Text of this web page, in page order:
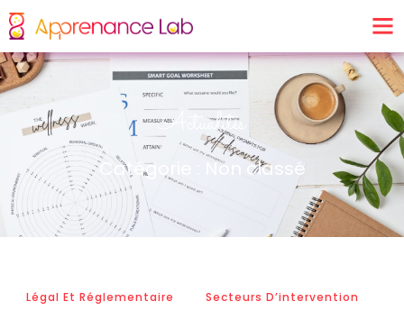
Actualités
Catégorie : Non classé
Légal Et Réglementaire Secteurs D’intervention